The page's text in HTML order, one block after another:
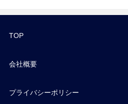
TOP
会社概要
プライバシーポリシー